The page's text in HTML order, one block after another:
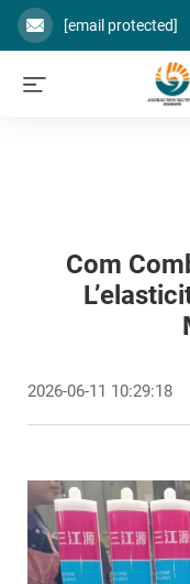
[email protected]
Com
2026-06-11 10:29:18